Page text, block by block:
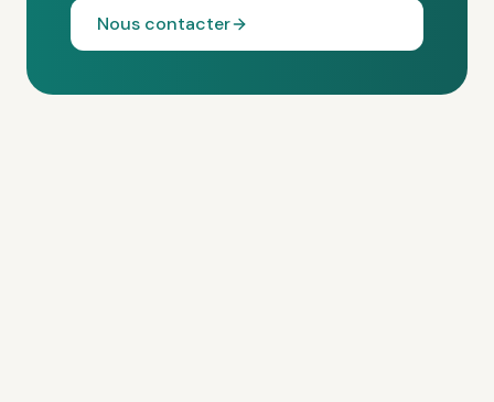
Nous contacter